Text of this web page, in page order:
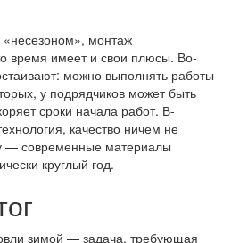
«несезоном», монтаж
время имеет и свои плюсы. Во-
можно выполнять работы
у подрядчиков может быть
сроки начала работ. В-
качество ничем не
— современные материалы
круглый год.
зимой — задача, требующая